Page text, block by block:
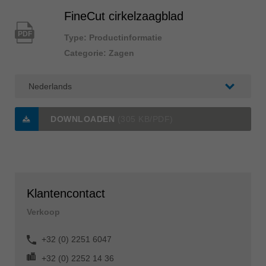
PDF
FineCut cirkelzaagblad
Type: Productinformatie
Categorie: Zagen
DOWNLOADEN
Klantencontact
Verkoop
+32 (0) 2251 6047
+32 (0) 2252 14 36